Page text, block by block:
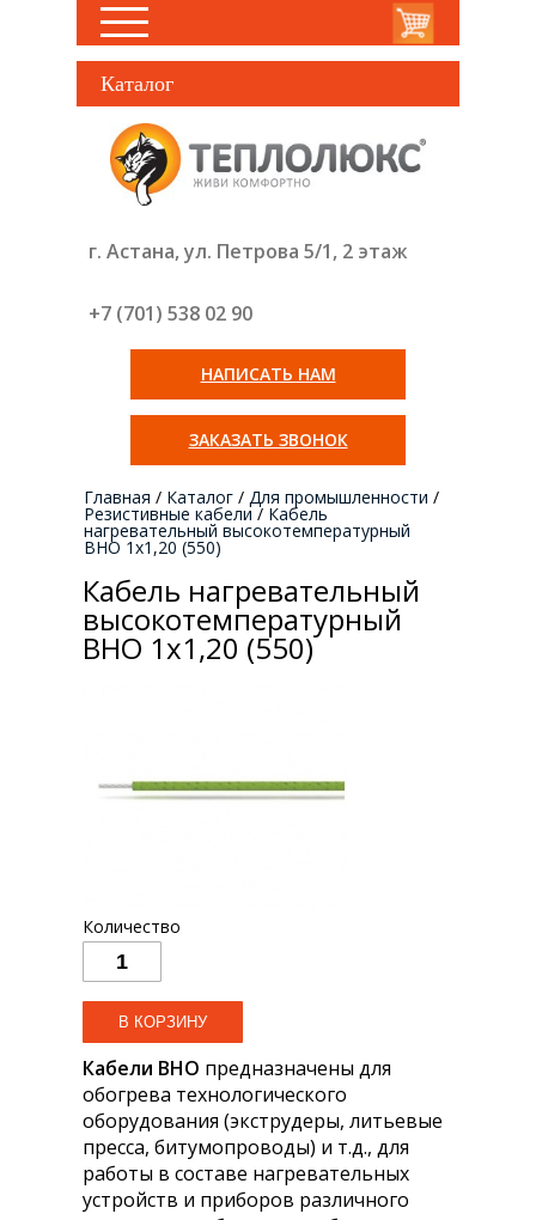
Каталог
г. Астана, ул. Петрова 5/1, 2 этаж
+7 (701) 538 02 90
НАПИСАТЬ НАМ
ЗАКАЗАТЬ ЗВОНОК
Главная / Каталог / Для промышленности /
Резистивные кабели / Кабель
нагревательный высокотемпературный
ВНО 1х1,20 (550)
Кабель нагревательный
высокотемпературный
ВНО 1х1,20 (550)
Количество
Кабели ВНО предназначены для
обогрева технологического
оборудования (экструдеры, литьевые
пресса, битумопроводы) и т.д., для
работы в составе нагревательных
устройств и приборов различного